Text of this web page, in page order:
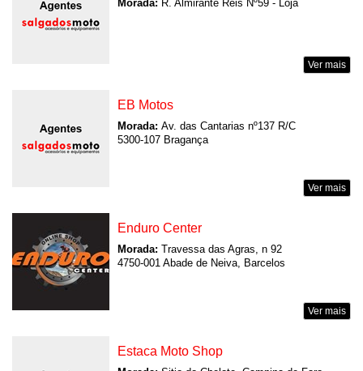
Morada: R. Almirante Reis Nº59 - Loja
Ver mais
EB Motos
Morada: Av. das Cantarias nº137 R/C
5300-107 Bragança
Ver mais
Enduro Center
Morada:
Travessa das Agras, n 92
4750-001 Abade de Neiva, Barcelos
Ver mais
Estaca Moto Shop